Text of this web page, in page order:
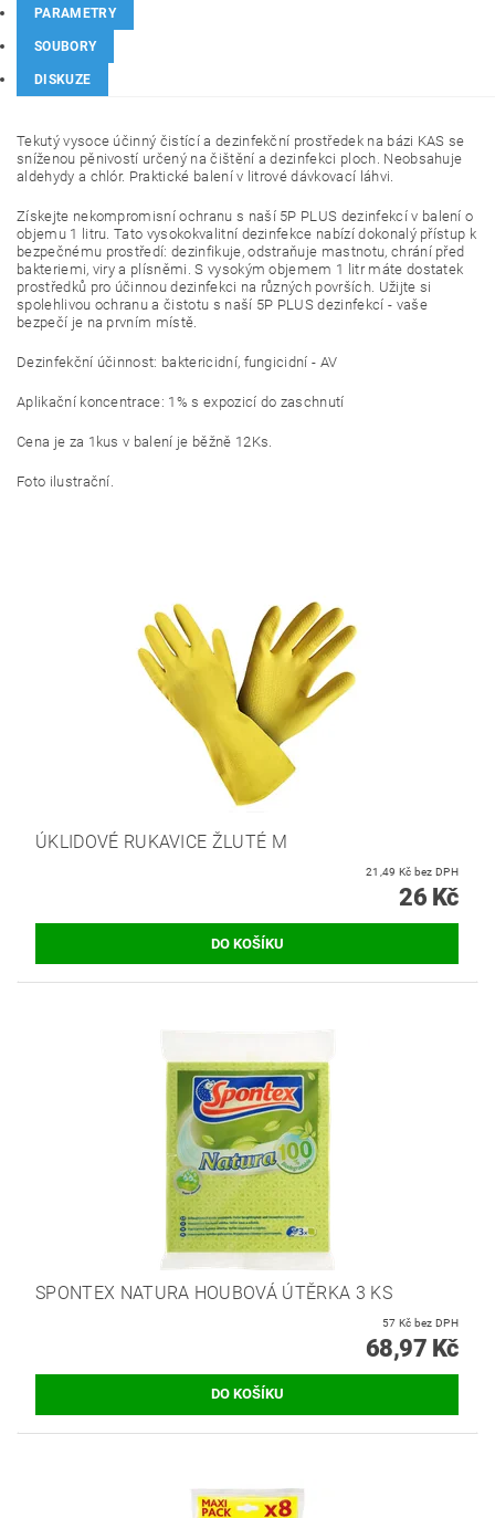
PARAMETRY
SOUBORY
DISKUZE
Tekutý vysoce účinný čistící a dezinfekční prostředek na bázi KAS se
sníženou pěnivostí určený na čištění a dezinfekci ploch. Neobsahuje
aldehydy a chlór. Praktické balení v litrové dávkovací láhvi.
Získejte nekompromisní ochranu s naší 5P PLUS dezinfekcí v balení o
objemu 1 litru. Tato vysokokvalitní dezinfekce nabízí dokonalý přístup k
bezpečnému prostředí: dezinfikuje, odstraňuje mastnotu, chrání před
bakteriemi, viry a plísněmi. S vysokým objemem 1 litr máte dostatek
prostředků pro účinnou dezinfekci na různých površích. Užijte si
spolehlivou ochranu a čistotu s naší 5P PLUS dezinfekcí - vaše
bezpečí je na prvním místě.
Dezinfekční účinnost: baktericidní, fungicidní - AV
Aplikační koncentrace: 1% s expozicí do zaschnutí
Cena je za 1kus v balení je běžně 12Ks.
Foto ilustrační.
ÚKLIDOVÉ RUKAVICE ŽLUTÉ M
21,49 Kč bez DPH
26 Kč
SPONTEX NATURA HOUBOVÁ ÚTĚRKA 3 KS
57 Kč bez DPH
68,97 Kč